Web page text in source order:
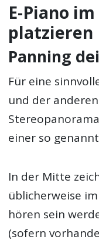
E-Piano
platzieren
Panning
Für eine
und der
einer so
In der Mitte
üblicherweise
hören sein
(sofern